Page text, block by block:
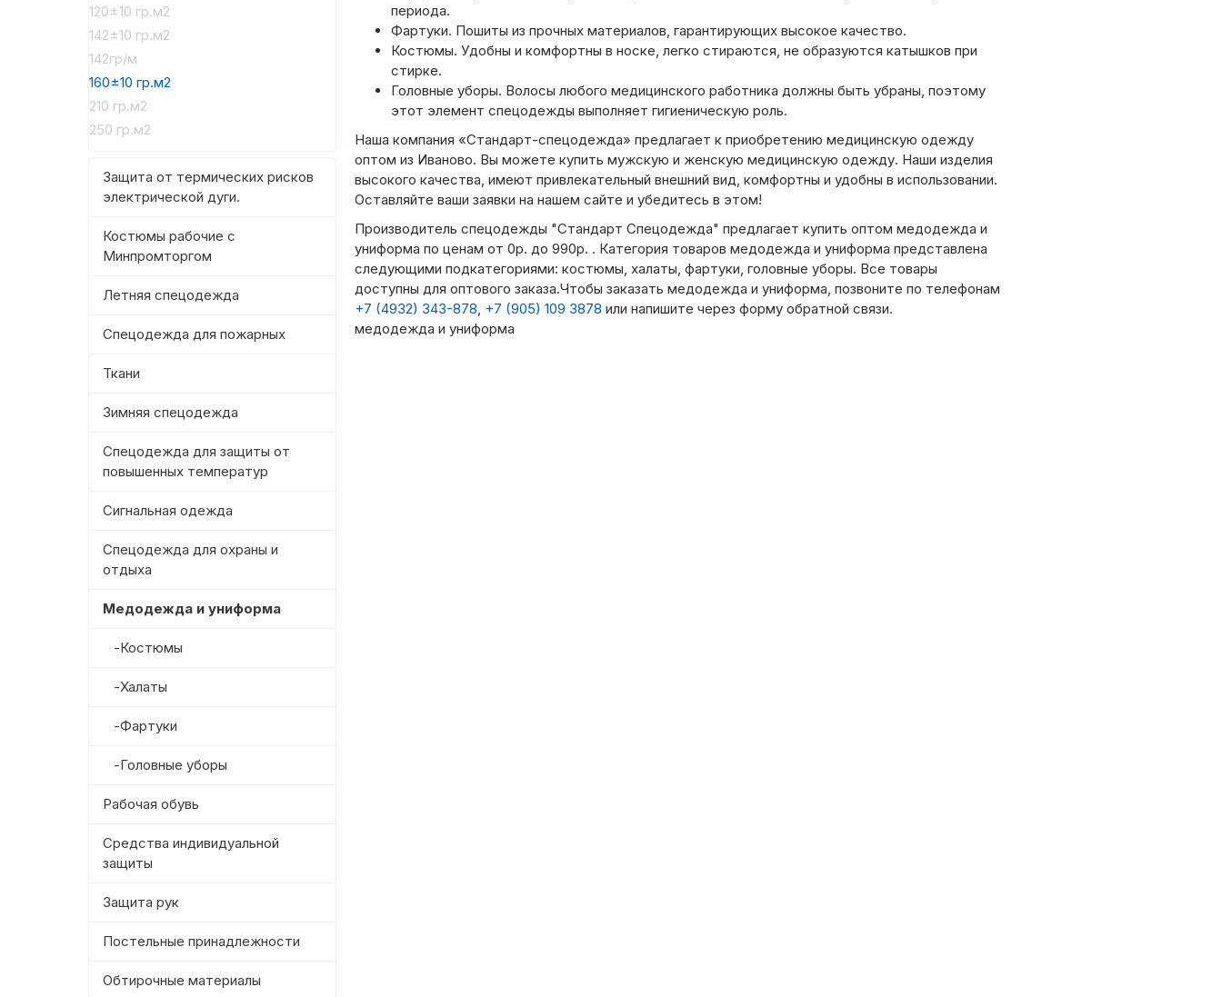
120±10 гр.м2
142±10 гр.м2
142гр/м
160±10 гр.м2
210 гр.м2
250 гр.м2
Защита от термических рисков
электрической дуги.
Костюмы рабочие с
Минпромторгом
Летняя спецодежда
Спецодежда для пожарных
Ткани
Зимняя спецодежда
Спецодежда для защиты от
повышенных температур
Сигнальная одежда
Спецодежда для охраны и
отдыха
Медодежда и униформа
-Костюмы
-Халаты
-Фартуки
-Головные уборы
Рабочая обувь
Средства индивидуальной
защиты
Защита рук
Постельные принадлежности
Обтирочные материалы
периода.
Фартуки. Пошиты из прочных материалов, гарантирующих высокое качество.
Костюмы. Удобны и комфортны в носке, легко стираются, не образуются катышков при
стирке.
Головные уборы. Волосы любого медицинского работника должны быть убраны, поэтому
этот элемент спецодежды выполняет гигиеническую роль.
Наша компания «Стандарт-спецодежда» предлагает к приобретению медицинскую одежду
оптом из Иваново. Вы можете купить мужскую и женскую медицинскую одежду. Наши изделия
высокого качества, имеют привлекательный внешний вид, комфортны и удобны в использовании.
Оставляйте ваши заявки на нашем сайте и убедитесь в этом!
Производитель спецодежды "Стандарт Спецодежда" предлагает купить оптом медодежда и
униформа по ценам от 0р. до 990р. . Категория товаров медодежда и униформа представлена
следующими подкатегориями: костюмы, халаты, фартуки, головные уборы. Все товары
доступны для оптового заказа.Чтобы заказать медодежда и униформа, позвоните по телефонам
+7 (4932) 343-878 +7 (905) 109 3878 или напишите через форму обратной связи.
медодежда и униформа